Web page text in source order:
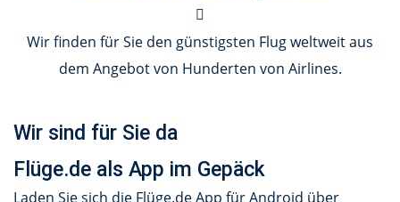
Wir finden für Sie den günstigsten Flug weltweit aus
dem Angebot von Hunderten von Airlines.
Wir sind für Sie da
Flüge.de als App im Gepäck
Laden Sie sich die Flüge.de App für Android über